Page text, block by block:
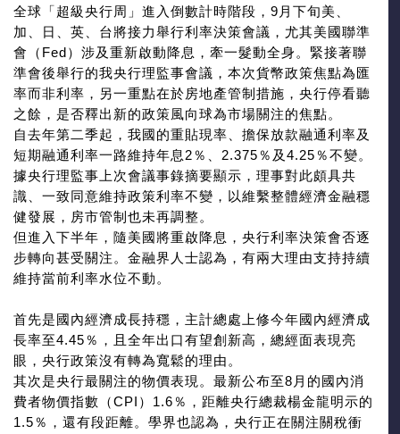
全球「超級央行周」進入倒數計時階段，9月下旬美、
加、日、英、台將接力舉行利率決策會議，尤其美國聯準
會（Fed）涉及重新啟動降息，牽一髮動全身。緊接著聯
準會後舉行的我央行理監事會議，本次貨幣政策焦點為匯
率而非利率，另一重點在於房地產管制措施，央行停看聽
之餘，是否釋出新的政策風向球為市場關注的焦點。
自去年第二季起，我國的重貼現率、擔保放款融通利率及
短期融通利率一路維持年息2％、2.375％及4.25％不變。
據央行理監事上次會議事錄摘要顯示，理事對此頗具共
識、一致同意維持政策利率不變，以維繫整體經濟金融穩
健發展，房市管制也未再調整。
但進入下半年，隨美國將重啟降息，央行利率決策會否逐
步轉向甚受關注。金融界人士認為，有兩大理由支持持續
維持當前利率水位不動。
首先是國內經濟成長持穩，主計總處上修今年國內經濟成
長率至4.45％，且全年出口有望創新高，總經面表現亮
眼，央行政策沒有轉為寬鬆的理由。
其次是央行最關注的物價表現。最新公布至8月的國內消
費者物價指數（CPI）1.6％，距離央行總裁楊金龍明示的
1.5％，還有段距離。學界也認為，央行正在關注關稅衝